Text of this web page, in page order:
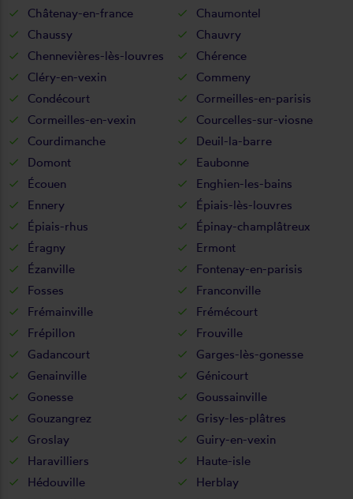
Châtenay-en-france
Chaumontel
Chaussy
Chauvry
Chennevières-lès-louvres
Chérence
Cléry-en-vexin
Commeny
Condécourt
Cormeilles-en-parisis
Cormeilles-en-vexin
Courcelles-sur-viosne
Courdimanche
Deuil-la-barre
Domont
Eaubonne
Écouen
Enghien-les-bains
Ennery
Épiais-lès-louvres
Épiais-rhus
Épinay-champlâtreux
Éragny
Ermont
Ézanville
Fontenay-en-parisis
Fosses
Franconville
Frémainville
Frémécourt
Frépillon
Frouville
Gadancourt
Garges-lès-gonesse
Genainville
Génicourt
Gonesse
Goussainville
Gouzangrez
Grisy-les-plâtres
Groslay
Guiry-en-vexin
Haravilliers
Haute-isle
Hédouville
Herblay